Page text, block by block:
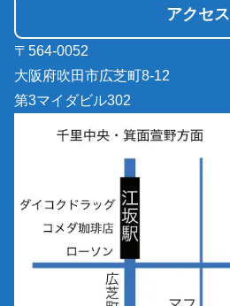
アクセス
〒564-0052
大阪府吹田市広芝町8-12
第3マイダビル302